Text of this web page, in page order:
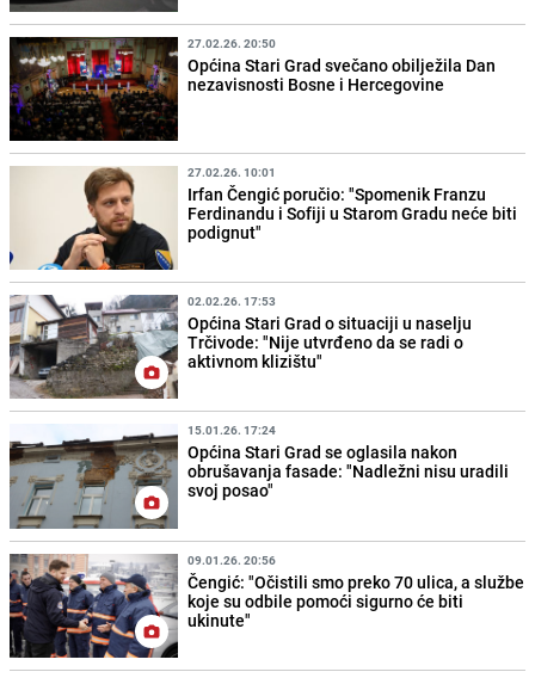
27.02.26. 20:50
Općina Stari Grad svečano obilježila Dan
nezavisnosti Bosne i Hercegovine
27.02.26. 10:01
Irfan Čengić poručio: "Spomenik Franzu
Ferdinandu i Sofiji u Starom Gradu neće biti
podignut"
02.02.26. 17:53
Općina Stari Grad o situaciji u naselju
Trčivode: "Nije utvrđeno da se radi o
aktivnom klizištu"
15.01.26. 17:24
Općina Stari Grad se oglasila nakon
obrušavanja fasade: "Nadležni nisu uradili
svoj posao"
09.01.26. 20:56
Čengić: "Očistili smo preko 70 ulica, a službe
koje su odbile pomoći sigurno će biti
ukinute"